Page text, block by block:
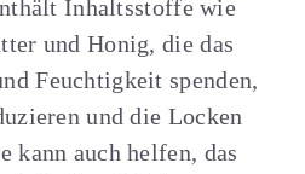
Inhaltsstoffe wie
und Honig, die das
Feuchtigkeit spenden,
und die Locken
kann auch helfen, das